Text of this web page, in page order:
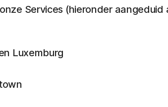
Services (hieronder aangeduid
Luxemburg